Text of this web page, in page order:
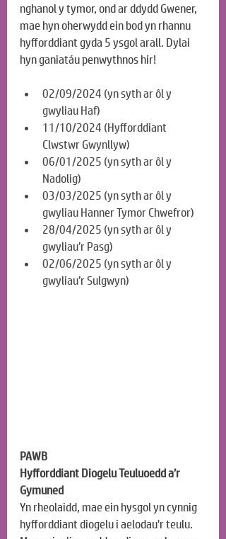
nghanol y tymor, ond ar ddydd Gwener,
mae hyn oherwydd ein bod yn rhannu
hyfforddiant gyda 5 ysgol arall. Dylai
hyn ganiatáu penwythnos hir!
02/09/2024 (yn syth ar ôl y
gwyliau Haf)
11/10/2024 (Hyfforddiant
Clwstwr Gwynllyw)
06/01/2025 (yn syth ar ôl y
Nadolig)
03/03/2025 (yn syth ar ôl y
gwyliau Hanner Tymor Chwefror)
28/04/2025 (yn syth ar ôl y
gwyliau’r Pasg)
02/06/2025 (yn syth ar ôl y
gwyliau’r Sulgwyn)
PAWB
Hyfforddiant Diogelu Teuluoedd a’r
Gymuned
Yn rheolaidd, mae ein hysgol yn cynnig
hyfforddiant diogelu i aelodau'r teulu.